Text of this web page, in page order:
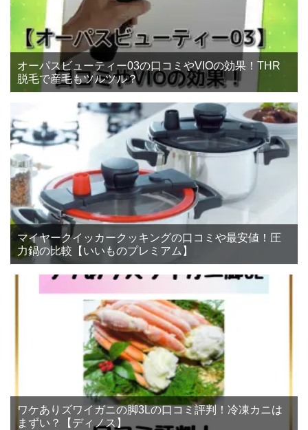
オーパスビューティー03の口コミやVIOの効果！THR
脱毛で産毛もツルツル？
マイヤークイッカークッキングの口コミや最安値！圧
力鍋の比較【いいものプレミアム】
ワケありズワイガニの脚3Lの口コミ評判！冷凍カニは
まずい？【ディノス】